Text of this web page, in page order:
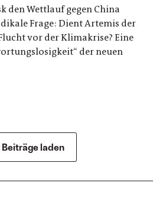
den Wettlauf gegen China
Frage: Dient Artemis der
vor der Klimakrise? Eine
der neuen
Beiträge laden